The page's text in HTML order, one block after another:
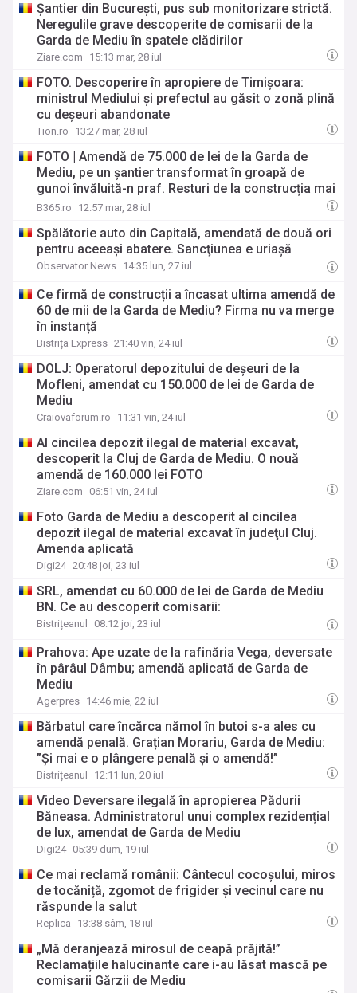
Șantier din București, pus sub monitorizare strictă.
Neregulile grave descoperite de comisarii de la
Garda de Mediu în spatele clădirilor
Ziare.com 15:13 mar, 28 iul
FOTO. Descoperire în apropiere de Timișoara:
ministrul Mediului și prefectul au găsit o zonă plină
cu deșeuri abandonate
Tion.ro 13:27 mar, 28 iul
FOTO | Amendă de 75.000 de lei de la Garda de
Mediu, pe un șantier transformat în groapă de
gunoi învăluită-n praf. Resturi de la construcția mai
multor blocuri, aruncate ilegal
B365.ro 12:57 mar, 28 iul
Spălătorie auto din Capitală, amendată de două ori
pentru aceeaşi abatere. Sancţiunea e uriaşă
Observator News 14:35 lun, 27 iul
Ce firmă de construcții a încasat ultima amendă de
60 de mii de la Garda de Mediu? Firma nu va merge
în instanță
Bistrița Express 21:40 vin, 24 iul
DOLJ: Operatorul depozitului de deșeuri de la
Mofleni, amendat cu 150.000 de lei de Garda de
Mediu
Craiovaforum.ro 11:31 vin, 24 iul
Al cincilea depozit ilegal de material excavat,
descoperit la Cluj de Garda de Mediu. O nouă
amendă de 160.000 lei FOTO
Ziare.com 06:51 vin, 24 iul
Foto Garda de Mediu a descoperit al cincilea
depozit ilegal de material excavat în judeţul Cluj.
Amenda aplicată
Digi24 20:48 joi, 23 iul
SRL, amendat cu 60.000 de lei de Garda de Mediu
BN. Ce au descoperit comisarii:
Bistrițeanul 08:12 joi, 23 iul
Prahova: Ape uzate de la rafinăria Vega, deversate
în pârâul Dâmbu; amendă aplicată de Garda de
Mediu
Agerpres 14:46 mie, 22 iul
Bărbatul care încărca nămol în butoi s-a ales cu
amendă penală. Grațian Morariu, Garda de Mediu:
”Și mai e o plângere penală și o amendă!”
Bistrițeanul 12:11 lun, 20 iul
Video Deversare ilegală în apropierea Pădurii
Băneasa. Administratorul unui complex rezidențial
de lux, amendat de Garda de Mediu
Digi24 05:39 dum, 19 iul
Ce mai reclamă românii: Cântecul cocoșului, miros
de tocăniță, zgomot de frigider și vecinul care nu
răspunde la salut
Replica 13:38 sâm, 18 iul
„Mă deranjează mirosul de ceapă prăjită!”
Reclamațiile halucinante care i-au lăsat mască pe
comisarii Gărzii de Mediu